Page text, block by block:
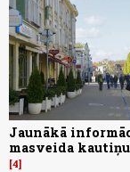
Jaunākā
masveida
4